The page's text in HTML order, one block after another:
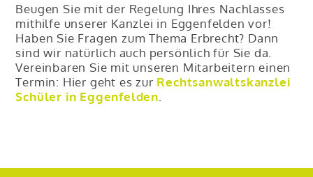
Beugen Sie mit der Regelung Ihres Nachlasses
mithilfe unserer Kanzlei in Eggenfelden vor!
Haben Sie Fragen zum Thema Erbrecht? Dann
sind wir natürlich auch persönlich für Sie da.
Vereinbaren Sie mit unseren Mitarbeitern einen
Termin: Hier geht es zur Rechtsanwaltskanzlei
Schüler in Eggenfelden